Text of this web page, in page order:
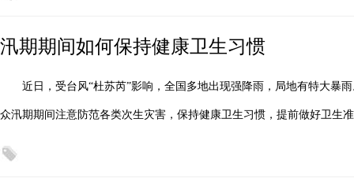
汛期期间如何保持健康卫生习惯
近日，受台风“杜苏芮”影响，全国多地出现强降雨，局地有特大暴
众汛期期间注意防范各类次生灾害，保持健康卫生习惯，提前做好卫生